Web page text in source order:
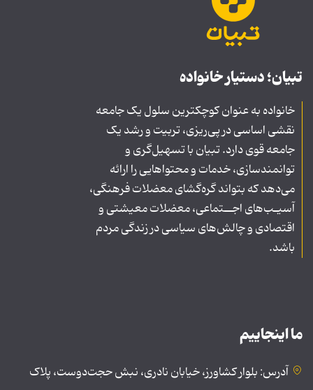
تبیان؛ دستیار خانواده
خانواده به عنوان کوچکترین سلول یک جامعه
نقشی اساسی در پی‌ریزی، تربیت و رشد یک
جامعه قوی دارد. تبیان با تسهیل‌گری و
توانمندسازی، خدمات و محتواهایی را ارائه
می‌دهد که بتواند گره‌گشای معضلات فرهنگی،
آسیـب‌های اجــتماعی، معضلات معیشتی و
اقتصادی و چالش‌های سیاسی در زندگی مردم
باشد.
ما اینجاییم
آدرس: بلوار کشاورز، خیابان نادری، نبش حجت‌دوست، پلاک